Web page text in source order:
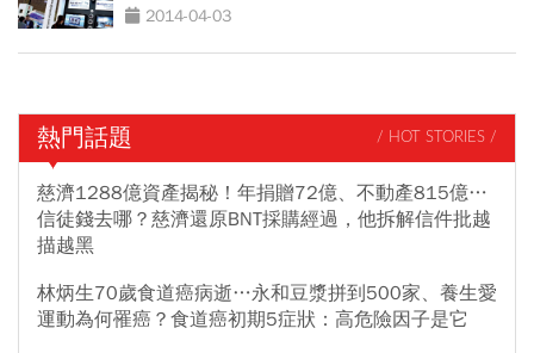
2014-04-03
熱門話題 / HOT STORIES /
慈濟1288億資產揭秘！年捐贈72億、不動產815億…
信徒錢去哪？慈濟還原BNT採購經過，他拆解信件批越
描越黑
林炳生70歲食道癌病逝…永和豆漿拼到500家、養生愛
運動為何罹癌？食道癌初期5症狀：高危險因子是它